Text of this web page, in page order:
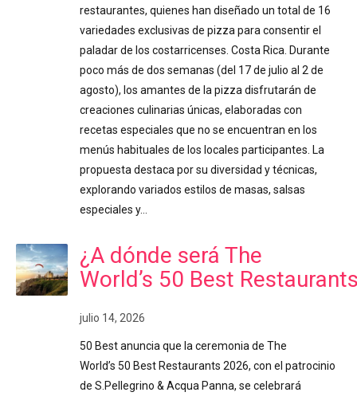
restaurantes, quienes han diseñado un total de 16
variedades exclusivas de pizza para consentir el
paladar de los costarricenses. Costa Rica. Durante
poco más de dos semanas (del 17 de julio al 2 de
agosto), los amantes de la pizza disfrutarán de
creaciones culinarias únicas, elaboradas con
recetas especiales que no se encuentran en los
menús habituales de los locales participantes. La
propuesta destaca por su diversidad y técnicas,
explorando variados estilos de masas, salsas
especiales y…
¿A dónde será The
World’s 50 Best
julio 14, 2026
50 Best anuncia que la ceremonia de The
World’s 50 Best Restaurants 2026, con el patrocinio
de S.Pellegrino & Acqua Panna, se celebrará